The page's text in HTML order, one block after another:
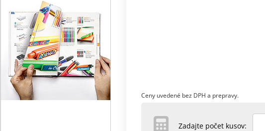
Ceny uvedené bez DPH a prepravy.
Zadajte počet kusov: